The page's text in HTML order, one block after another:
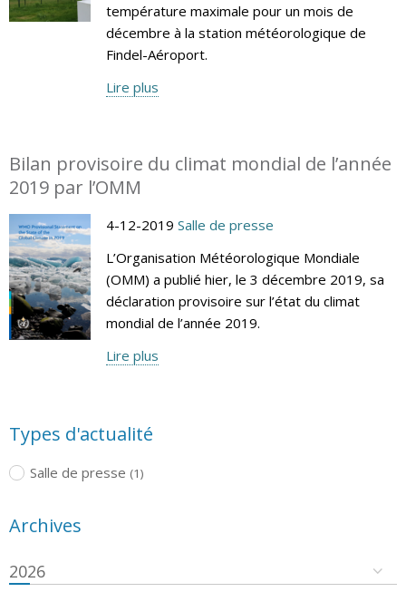
température maximale pour un mois de
décembre à la station météorologique de
Findel-Aéroport.
Lire plus
Bilan provisoire du climat mondial de l’année
2019 par l’OMM
4-12-2019 Salle de presse
L’Organisation Météorologique Mondiale
(OMM) a publié hier, le 3 décembre 2019, sa
déclaration provisoire sur l’état du climat
mondial de l’année 2019.
Lire plus
Types d'actualité
Salle de presse (1)
Archives
2026